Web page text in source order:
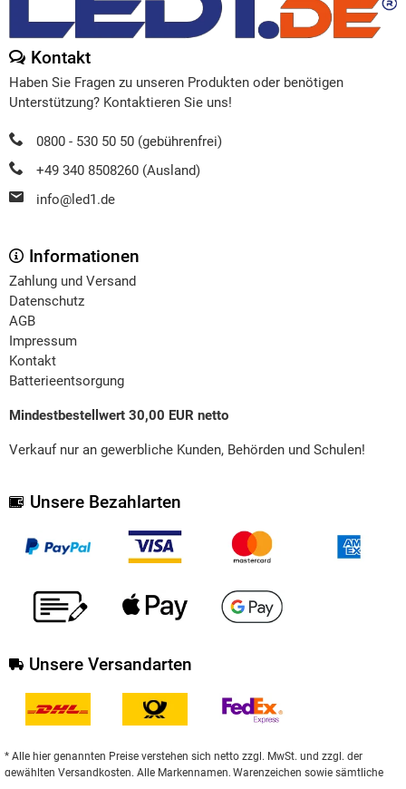
Kontakt
Haben Sie Fragen zu unseren Produkten oder benötigen
Unterstützung? Kontaktieren Sie uns!
0800 - 530 50 50 (gebührenfrei)
+49 340 8508260 (Ausland)
info@led1.de
Informationen
Zahlung und Versand
Datenschutz
AGB
Impressum
Kontakt
Batterieentsorgung
Mindestbestellwert 30,00 EUR netto
Verkauf nur an gewerbliche Kunden, Behörden und Schulen!
Unsere Bezahlarten
Unsere Versandarten
* Alle hier genannten Preise verstehen sich netto zzgl. MwSt. und zzgl. der
gewählten Versandkosten. Alle Markennamen, Warenzeichen sowie sämtliche